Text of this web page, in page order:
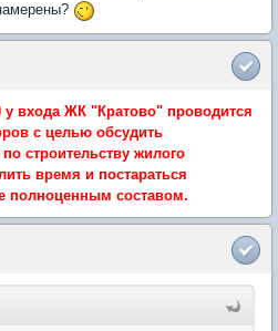
у входа ЖК "Кратово" проводится
с целью обсудить
строительству жилого
время и постараться
полноценным составом.